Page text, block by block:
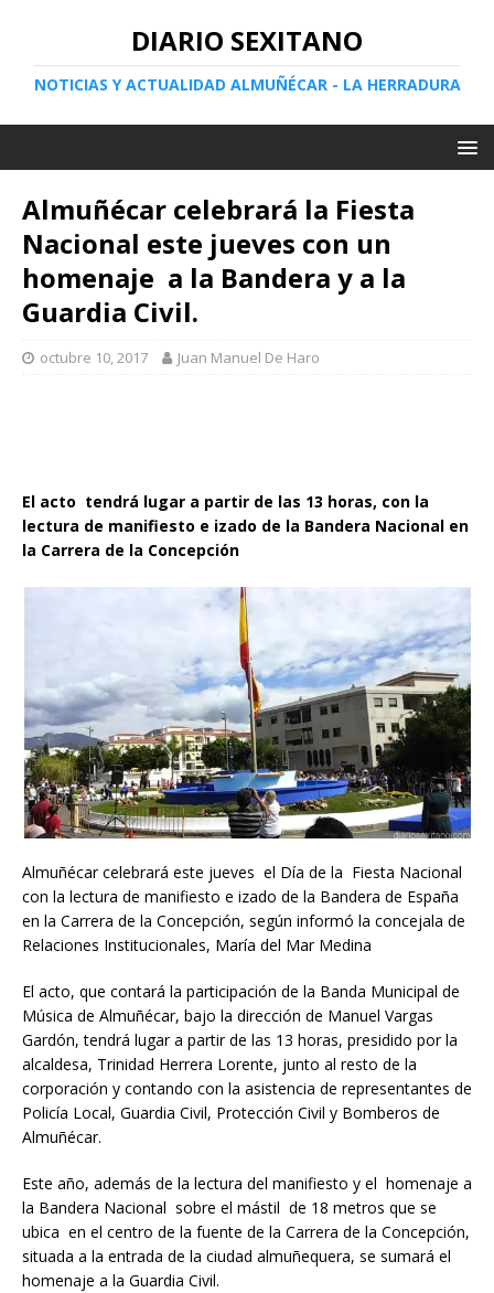
DIARIO SEXITANO
NOTICIAS Y ACTUALIDAD ALMUÑÉCAR - LA HERRADURA
Almuñécar celebrará la Fiesta
Nacional este jueves con un
homenaje a la Bandera y a la
Guardia Civil.
octubre 10, 2017 Juan Manuel De Haro
El acto tendrá lugar a partir de las 13 horas, con la
lectura de manifiesto e izado de la Bandera Nacional en
la Carrera de la Concepción
Almuñécar celebrará este jueves el Día de la Fiesta Nacional
con la lectura de manifiesto e izado de la Bandera de España
en la Carrera de la Concepción, según informó la concejala de
Relaciones Institucionales, María del Mar Medina
El acto, que contará la participación de la Banda Municipal de
Música de Almuñécar, bajo la dirección de Manuel Vargas
Gardón, tendrá lugar a partir de las 13 horas, presidido por la
alcaldesa, Trinidad Herrera Lorente, junto al resto de la
corporación y contando con la asistencia de representantes de
Policía Local, Guardia Civil, Protección Civil y Bomberos de
Almuñécar.
Este año, además de la lectura del manifiesto y el homenaje a
la Bandera Nacional sobre el mástil de 18 metros que se
ubica en el centro de la fuente de la Carrera de la Concepción,
situada a la entrada de la ciudad almuñequera, se sumará el
homenaje a la Guardia Civil.